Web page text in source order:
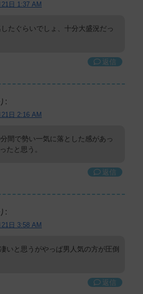
21日 1:37 AM
たぐらいでしょ、十分大盛況だっ
返信
:
21日 2:16 AM
間で勢い一気に落とした感があっ
たと思う。
返信
:
21日 3:58 AM
いと思うがやっぱ男人気の方が圧倒
返信